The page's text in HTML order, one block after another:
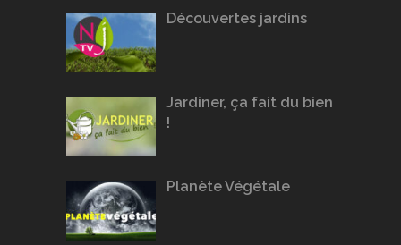
Découvertes jardins
Jardiner, ça fait du bien
!
Planète Végétale